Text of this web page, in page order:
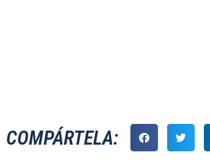
COMPÁRTELA: